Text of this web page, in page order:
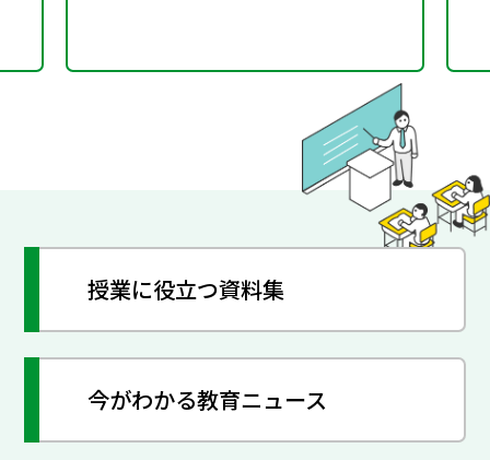
take Sherlock Holmes.
授業に役立つ資料集
今がわかる教育ニュース